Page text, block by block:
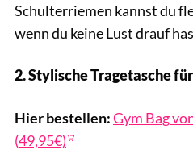
Schulterriemen kannst du
wenn du keine Lust drauf
2. Stylische Tragetasche
Hier bestellen:Gym Bag
(49,95€)